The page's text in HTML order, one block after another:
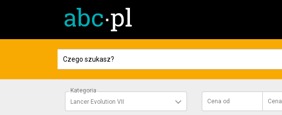
Kategoria
Lancer Evolution VII
Cena od Cena